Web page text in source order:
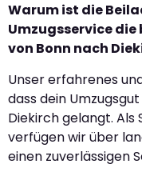
Warum ist die
Umzugsservice die
von Bonn nach
Unser erfahrenes
dass dein
Diekirch gelangt. Als
verfügen wir über
einen zuverlässigen